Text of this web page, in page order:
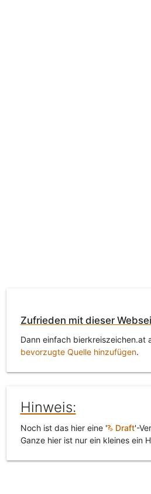
Zufrieden mit dieser
Dann einfach bierkreiszeichen.at
bevorzugte Quelle hinzufügen.
Hinweis:
Noch ist das hier eine ' Draft'-
Ganze hier ist nur ein kleines ein